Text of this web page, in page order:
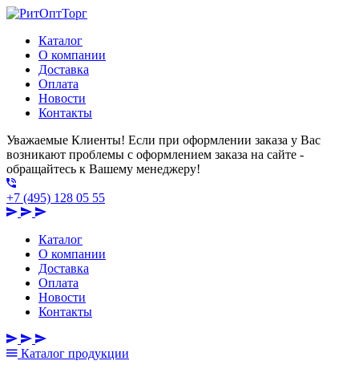
Каталог
О компании
Доставка
Оплата
Новости
Контакты
Уважаемые Клиенты! Если при оформлении заказа у Вас
возникают проблемы с оформлением заказа на сайте -
обращайтесь к Вашему менеджеру!
+7 (495) 128 05 55
Каталог
О компании
Доставка
Оплата
Новости
Контакты
Каталог продукции